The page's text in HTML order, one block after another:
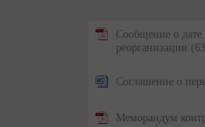
Сообщение о дате
реорганизации
Соглашение о
Меморандум